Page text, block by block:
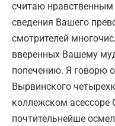
считаю
сведения Вашего
смотрителей
вверенных Вашему
попечению. Я говорю
Вырвинского
коллежском асессоре
почтительнейше